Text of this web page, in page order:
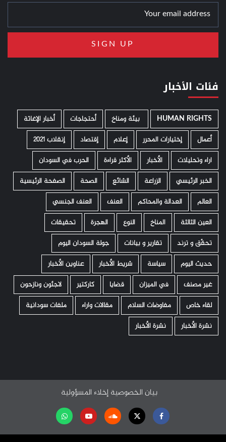
فئات الأخبار
HUMAN RIGHTS ­ بيئة ومناخ أحتجاجات
أخبار الإغاثة
أعمال
إختيارات المحرر إعلام إقتصاد
إنقلاب 2021
اراء وتحليلات
الأخبار الأكثر قراءة
الحرب في السودان
الخبر الرئيسي
الزراعة الشائع الصحة
الصفحة الرئيسية
العالم
العدالة والمحاكم العنف
العنف الجنسي
العين الثالثة
المناخ النوع الهجرة
تحقيقات
تحقّق و ترند
تقارير و بيانات
جولة السودان اليوم
حديث اليوم
سياسة شريط الأخبار
عناوين الأخبار
غير مصنف
في الميزان قضايا كاركتير
لاجئون ونازحون
لقاء خاص
مفاوضات السلام مقالات واراء
ملفات سودانية
نشرة الأخبار
نشرة الأخبار
بيان الخصوصية إخلاء المسؤولية
Facebook
Twitter
Soundcloud
Youtubeتابعنا